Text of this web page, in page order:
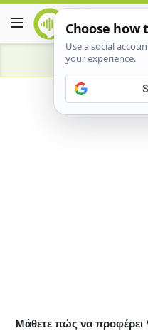
Μάθετε πώς να